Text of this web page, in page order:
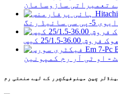
چین مینوفیکچرر کے لیے صنعتی رم